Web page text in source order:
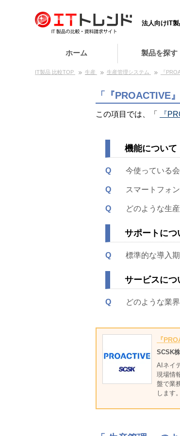
法人向けIT
ホーム 製品を探す
IT製品 比較TOP 生産 生産管理システム 『
「『PROACTIVE
この項目では、「 『
機能について
Q 今使っている
Q スマートフォ
Q どのような生
サポートにつ
Q 標準的な導入
サービスにつ
Q どのような業
『
SCSK
AIネイ
現場情
盤で業
します。